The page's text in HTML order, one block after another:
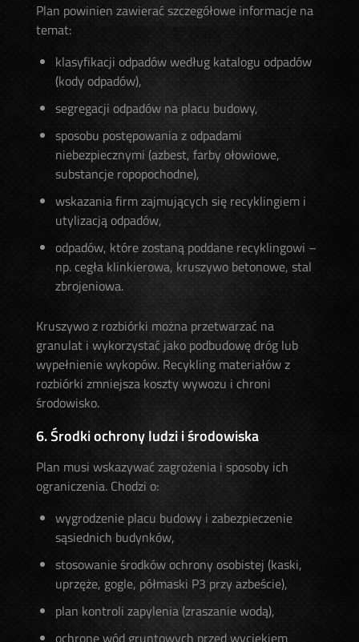
Plan powinien zawierać szczegółowe informacje na
temat:
klasyfikacji odpadów według katalogu odpadów
(kody odpadów),
segregacji odpadów na placu budowy,
sposobu postępowania z odpadami
niebezpiecznymi (azbest, farby ołowiowe,
substancje ropopochodne),
wskazania firm zajmujących się recyklingiem i
utylizacją odpadów,
odpadów, które zostaną poddane recyklingowi –
np. cegła klinkierowa, kruszywo betonowe, stal
zbrojeniowa.
Kruszywo z rozbiórki można przetwarzać na
granulat i wykorzystać jako podbudowę dróg lub
wypełnienie wykopów. Recykling materiałów z
rozbiórki zmniejsza koszty wywozu i chroni
środowisko.
6. Środki ochrony ludzi i środowiska
Plan musi wskazywać zagrożenia i sposoby ich
ograniczenia. Chodzi o:
wygrodzenie placu budowy i zabezpieczenie
sąsiednich budynków,
stosowanie środków ochrony osobistej (kaski,
uprzęże, gogle, półmaski P3 przy azbeście),
plan kontroli zapylenia (zraszanie wodą),
ochronę wód gruntowych przed wyciekiem